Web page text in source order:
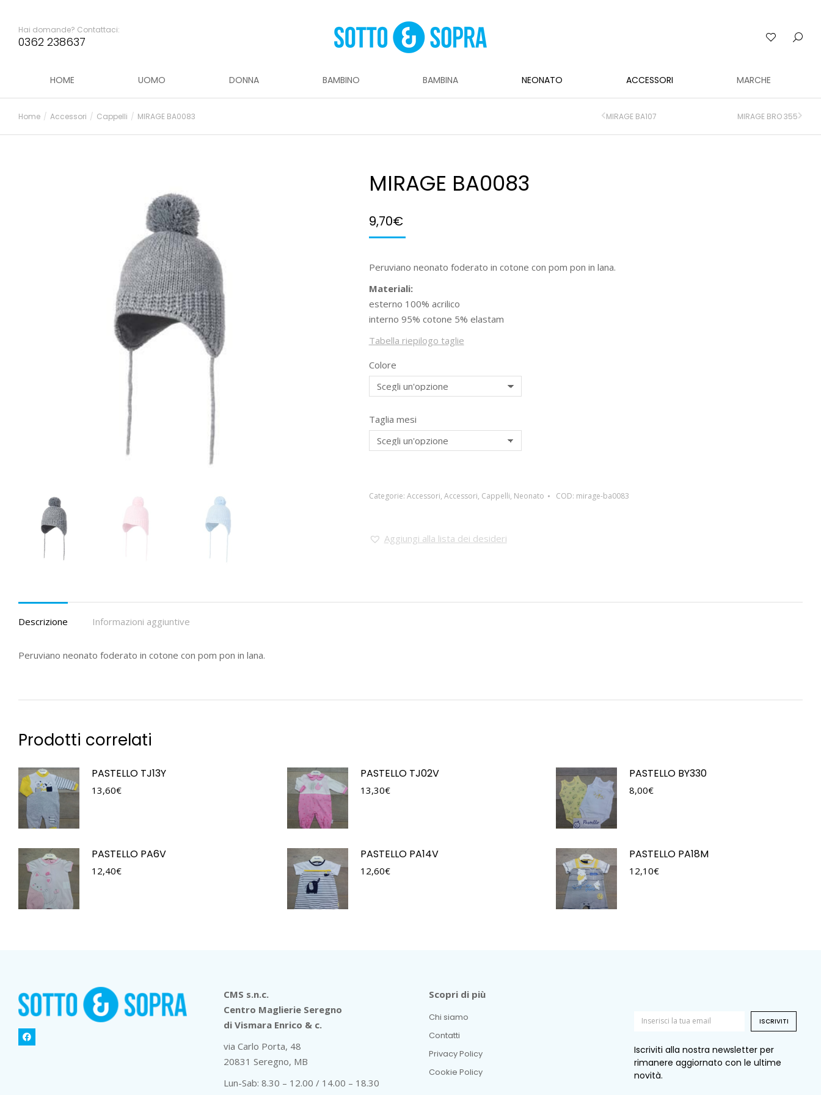
Hai domande? Contattaci:
0362 238637
HOME UOMO DONNA BAMBINO BAMBINA NEONATO ACCESSORI MARCHE
Tu sei qui:
Home Accessori Cappelli MIRAGE BA0083 MIRAGE BA107 MIRAGE BRO 355
MIRAGE BA0083
9,70€
Peruviano neonato foderato in cotone con pom pon in lana.
Materiali:
esterno 100% acrilico
interno 95% cotone 5% elastam
Tabella riepilogo taglie
Colore
Taglia mesi
Categorie: Accessori, Accessori, Cappelli, Neonato COD: mirage-ba0083
Aggiungi alla lista dei desideri
Descrizione Informazioni aggiuntive
Peruviano neonato foderato in cotone con pom pon in lana.
Prodotti correlati
PASTELLO TJ13Y
13,60€
PASTELLO TJ02V
13,30€
PASTELLO BY330
8,00€
PASTELLO PA6V
12,40€
PASTELLO PA14V
12,60€
PASTELLO PA18M
12,10€
CMS s.n.c.
Centro Maglierie Seregno
di Vismara Enrico & c.
via Carlo Porta, 48
20831 Seregno, MB
Lun-Sab: 8.30 – 12.00 / 14.00 – 18.30
Scopri di più
Chi siamo
Contatti
Privacy Policy
Cookie Policy
ISCRIVITI
Iscriviti alla nostra newsletter per
rimanere aggiornato con le ultime
novità.